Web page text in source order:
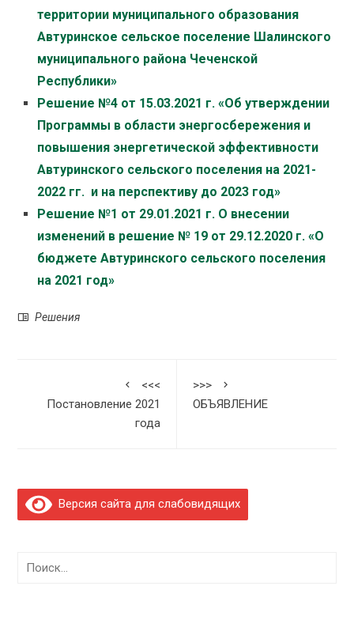
территории муниципального образования
Автуринское сельское поселение Шалинского
муниципального района Чеченской
Республики»
Решение №4 от 15.03.2021 г. «Об утверждении
Программы в области энергосбережения и
повышения энергетической эффективности
Автуринского сельского поселения на 2021-
2022 гг. и на перспективу до 2023 год»
Решение №1 от 29.01.2021 г. О внесении
изменений в решение № 19 от 29.12.2020 г. «О
бюджете Автуринского сельского поселения
на 2021 год»
Решения
<<<
Постановление 2021
года
>>>
ОБЪЯВЛЕНИЕ
Версия сайта для слабовидящих
Найти: